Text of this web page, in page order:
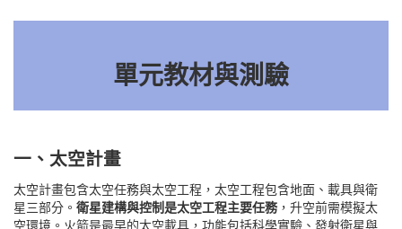
單元教材與測驗
一、太空計畫
太空計畫包含太空任務與太空工程，太空工程包含地面、載具與衛
星三部分。 衛星建構與控制是太空工程主要任務 ，升空前需模擬太
空環境。火箭是最早的太空載具，功能包括科學實驗、發射衛星與